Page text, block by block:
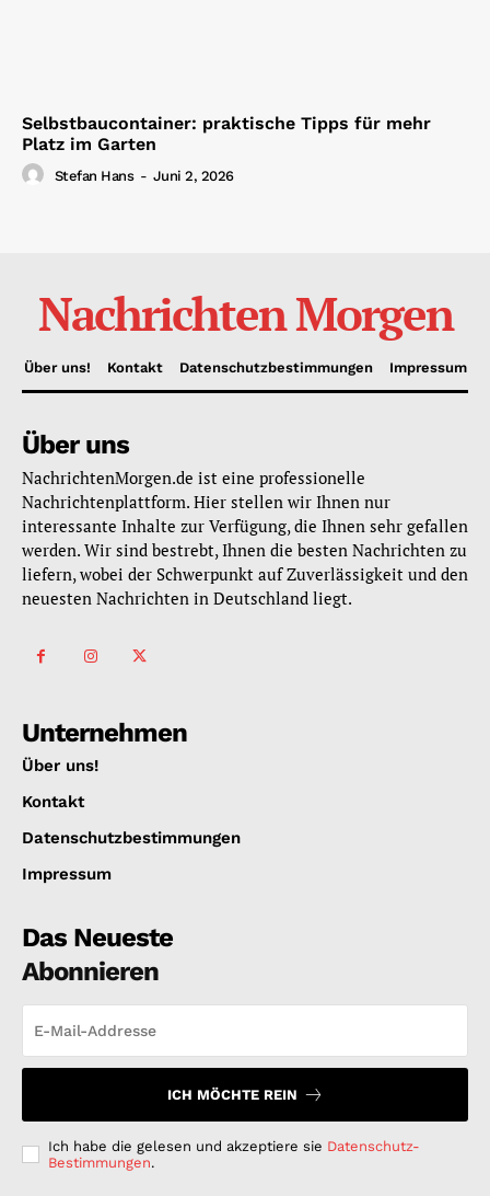
Selbstbaucontainer: praktische Tipps für mehr
Platz im Garten
Stefan Hans - Juni 2, 2026
Nachrichten Morgen
Über uns! Kontakt Datenschutzbestimmungen Impressum
Über uns
NachrichtenMorgen.de ist eine professionelle
Nachrichtenplattform. Hier stellen wir Ihnen nur
interessante Inhalte zur Verfügung, die Ihnen sehr gefallen
werden. Wir sind bestrebt, Ihnen die besten Nachrichten zu
liefern, wobei der Schwerpunkt auf Zuverlässigkeit und den
neuesten Nachrichten in Deutschland liegt.
Unternehmen
Über uns!
Kontakt
Datenschutzbestimmungen
Impressum
Das Neueste
Abonnieren
ICH MÖCHTE REIN
Ich habe die gelesen und akzeptiere sie Datenschutz-
Bestimmungen.